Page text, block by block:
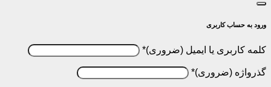
ورود به حساب کاربری
کلمه کاربری یا ایمیل *
گذرواژه *